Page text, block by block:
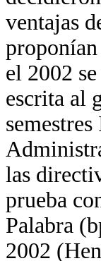
ventajas
el 2002
escrita al
las
prueba
Palabra
2002